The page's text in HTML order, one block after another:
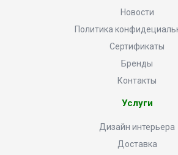
Новости
Политика
Сертификаты
Бренды
Контакты
Услуги
Дизайн интерьера
Доставка